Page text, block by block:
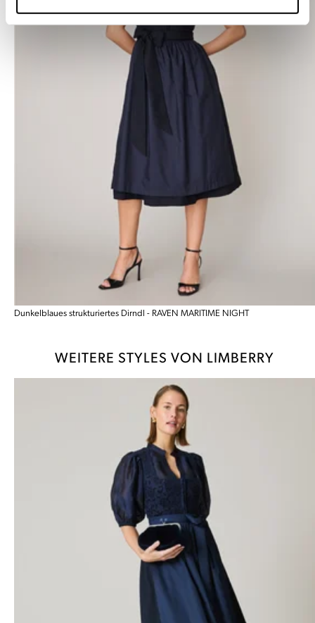
Dunkelblaues strukturiertes Dirndl - RAVEN MARITIME NIGHT
WEITERE STYLES VON LIMBERRY